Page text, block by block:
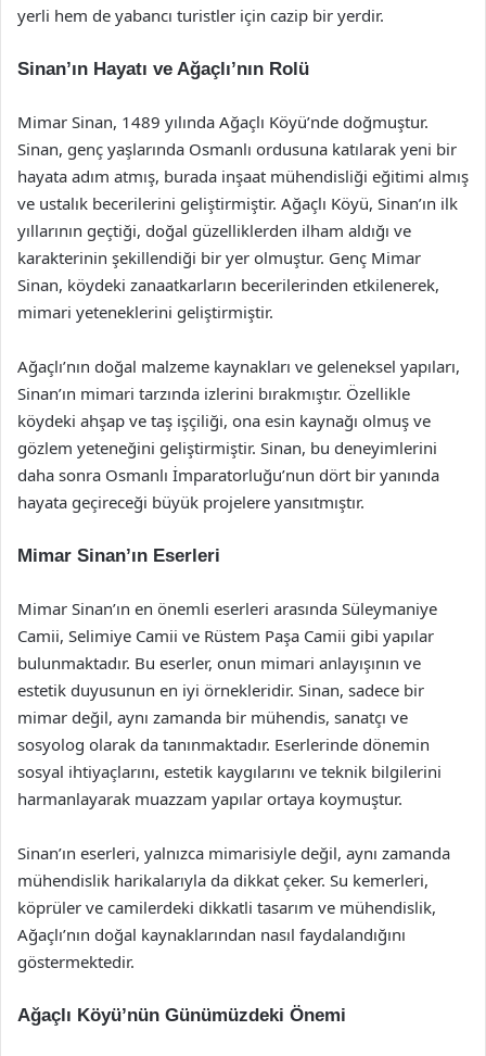
yerli hem de yabancı turistler için cazip bir yerdir.
Sinan’ın Hayatı ve Ağaçlı’nın Rolü
Mimar Sinan, 1489 yılında Ağaçlı Köyü’nde doğmuştur.
Sinan, genç yaşlarında Osmanlı ordusuna katılarak yeni bir
hayata adım atmış, burada inşaat mühendisliği eğitimi almış
ve ustalık becerilerini geliştirmiştir. Ağaçlı Köyü, Sinan’ın ilk
yıllarının geçtiği, doğal güzelliklerden ilham aldığı ve
karakterinin şekillendiği bir yer olmuştur. Genç Mimar
Sinan, köydeki zanaatkarların becerilerinden etkilenerek,
mimari yeteneklerini geliştirmiştir.
Ağaçlı’nın doğal malzeme kaynakları ve geleneksel yapıları,
Sinan’ın mimari tarzında izlerini bırakmıştır. Özellikle
köydeki ahşap ve taş işçiliği, ona esin kaynağı olmuş ve
gözlem yeteneğini geliştirmiştir. Sinan, bu deneyimlerini
daha sonra Osmanlı İmparatorluğu’nun dört bir yanında
hayata geçireceği büyük projelere yansıtmıştır.
Mimar Sinan’ın Eserleri
Mimar Sinan’ın en önemli eserleri arasında Süleymaniye
Camii, Selimiye Camii ve Rüstem Paşa Camii gibi yapılar
bulunmaktadır. Bu eserler, onun mimari anlayışının ve
estetik duyusunun en iyi örnekleridir. Sinan, sadece bir
mimar değil, aynı zamanda bir mühendis, sanatçı ve
sosyolog olarak da tanınmaktadır. Eserlerinde dönemin
sosyal ihtiyaçlarını, estetik kaygılarını ve teknik bilgilerini
harmanlayarak muazzam yapılar ortaya koymuştur.
Sinan’ın eserleri, yalnızca mimarisiyle değil, aynı zamanda
mühendislik harikalarıyla da dikkat çeker. Su kemerleri,
köprüler ve camilerdeki dikkatli tasarım ve mühendislik,
Ağaçlı’nın doğal kaynaklarından nasıl faydalandığını
göstermektedir.
Ağaçlı Köyü’nün Günümüzdeki Önemi